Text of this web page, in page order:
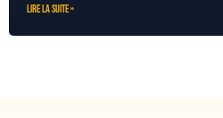
Lire la suite »